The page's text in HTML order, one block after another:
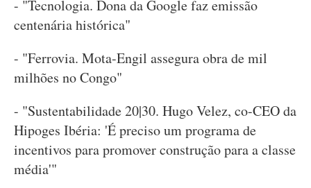
- "Tecnologia. Dona da Google faz emissão
centenária histórica"
- "Ferrovia. Mota-Engil assegura obra de mil
milhões no Congo"
- "Sustentabilidade 20|30. Hugo Velez, co-CEO da
Hipoges Ibéria: 'É preciso um programa de
incentivos para promover construção para a classe
média'"